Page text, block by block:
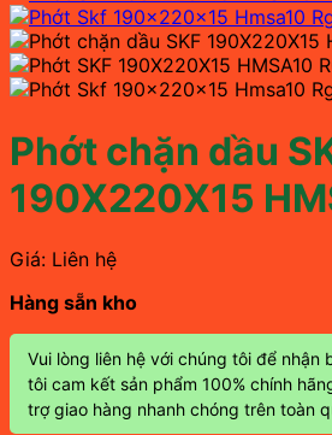
Phớt chặn dầu
190X220X15
Giá: Liên hệ
Hàng sẵn kho
Vui lòng liên hệ với chúng tôi để nhận
tôi cam kết sản phẩm 100% chính
trợ giao hàng nhanh chóng trên toàn